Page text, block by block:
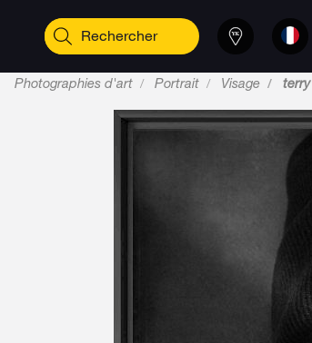
Photographies d'art Portrait Visage terry